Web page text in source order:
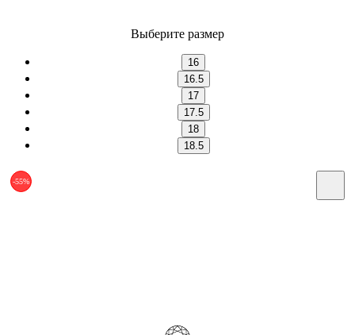
Выберите размер
16
16.5
17
17.5
18
18.5
-55%